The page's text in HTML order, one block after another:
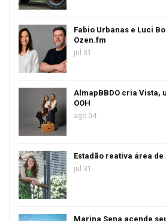
Fabio Urbanas e Luci
Ozen.fm
jul 31
AlmapBBDO cria Vista,
OOH
ago 04
Estadão reativa área
jul 31
Marina Sena acende